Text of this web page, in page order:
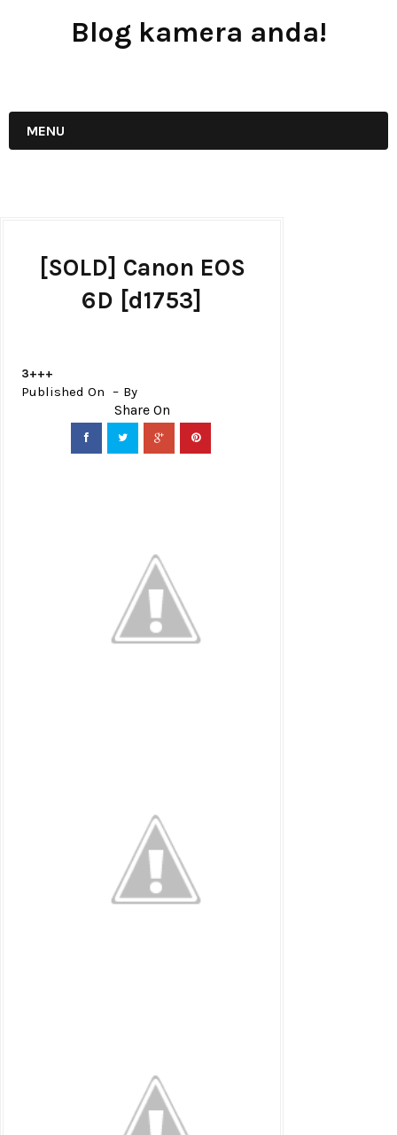
Blog kamera anda!
MENU
[SOLD] Canon EOS
6D [d1753]
3+++
Published On By